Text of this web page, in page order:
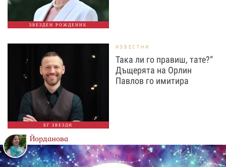
ЗВЕЗДЕН РОЖДЕНИК
БГ ЗВЕЗДИ
ИЗВЕСТНИ
Така ли го правиш, тате?“
Дъщерята на Орлин
Павлов го имитира
Йорданова